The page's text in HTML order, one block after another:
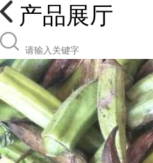
产品展厅